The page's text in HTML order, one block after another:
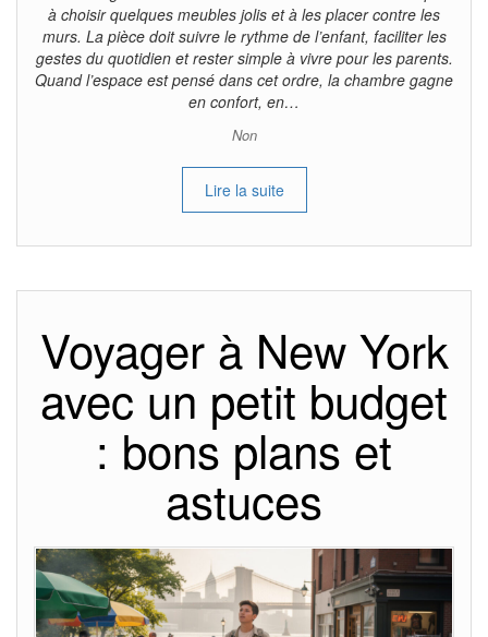
à choisir quelques meubles jolis et à les placer contre les
murs. La pièce doit suivre le rythme de l’enfant, faciliter les
gestes du quotidien et rester simple à vivre pour les parents.
Quand l’espace est pensé dans cet ordre, la chambre gagne
en confort, en…
Non
Lire la suite
Voyager à New York
avec un petit budget
: bons plans et
astuces